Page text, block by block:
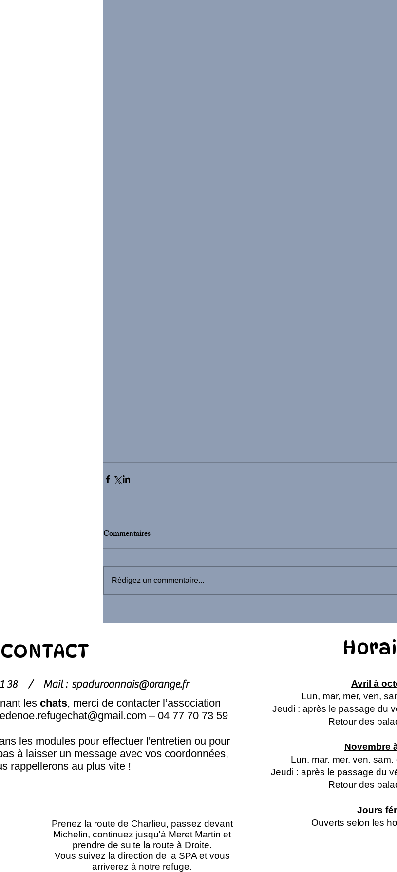
Commentaires
Rédigez un commentaire...
CONTACT
81 38 / Mail : spaduroannais@orange.fr
les chats, merci de contacter l’association
– 04 77 70 73 59
les modules pour effectuer l'entretien ou pour
à laisser un message avec vos coordonnées,
rappellerons au plus vite !
Prenez la route de Charlieu, passez devant
Michelin, continuez jusqu'à Meret Martin et
prendre de suite la route à Droite.
Vous suivez la direction de la SPA et vous
arriverez à notre refuge.
Avril à
Lun, mar, mer, ven,
Jeudi : après le passage du
Retour des
Novembre
Lun, mar, mer, ven,
Jeudi : après le passage du
Retour des
Jours
Ouverts selon les